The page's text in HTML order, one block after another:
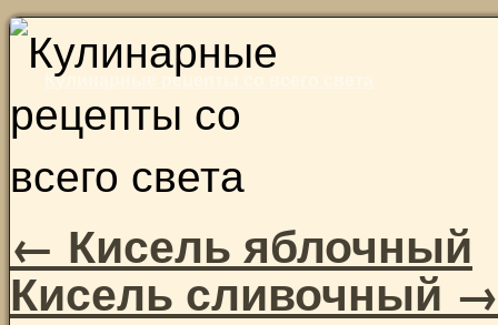
Кулинарные рецепты со всего света
Skip
content
← Кисель яблочный
Кисель сливочный